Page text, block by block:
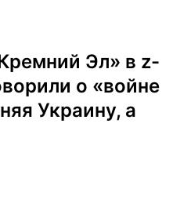
Эл» в z-
о «войне
Украину, а